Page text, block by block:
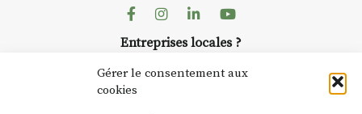
Gérer le consentement aux
cookies
Et si le temps se gâte : un atelier
abrité permettra de continuer à
créer.
FacebookInstagram
LinkedinYoutube
Entreprises locales ?